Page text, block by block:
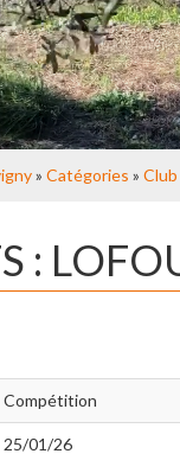
» Catégories » Club
:
Compétition
25/01/26